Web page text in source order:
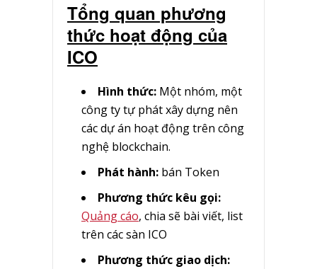
Tổng quan phương
thức hoạt động của
ICO
Hình thức: Một nhóm, một
công ty tự phát xây dựng nên
các dự án hoạt động trên công
nghệ blockchain.
Phát hành: bán Token
Phương thức kêu gọi:
Quảng cáo, chia sẽ bài viết, list
trên các sàn ICO
Phương thức giao dịch: